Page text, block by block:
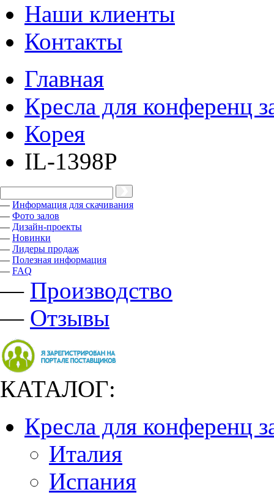
Наши клиенты
Контакты
Главная
Кресла для конференц
Корея
IL-1398P
— Информация для скачивания
— Фото залов
— Дизайн-проекты
— Новинки
— Лидеры продаж
— Полезная информация
— FAQ
— Производство
— Отзывы
КАТАЛОГ:
Кресла для конференц
Италия
Испания